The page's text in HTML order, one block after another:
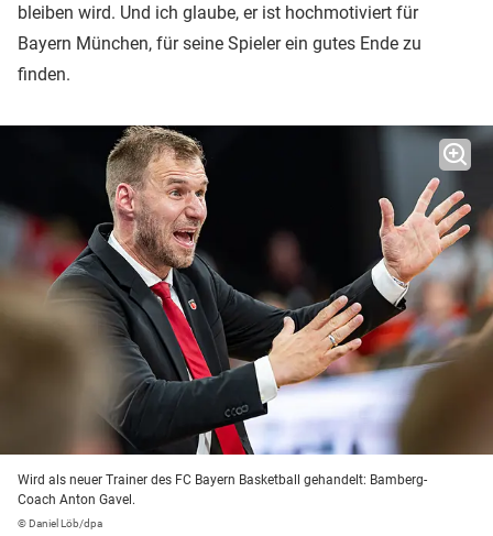
bleiben wird. Und ich glaube, er ist hochmotiviert für
Bayern München, für seine Spieler ein gutes Ende zu
finden.
Wird als neuer Trainer des FC Bayern Basketball gehandelt: Bamberg-
Coach Anton Gavel.
© Daniel Löb/dpa